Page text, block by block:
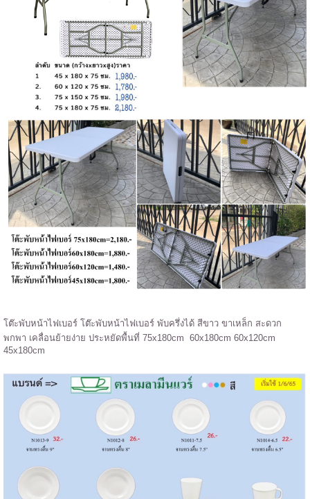
โต๊ะพับหน้าไฟเบอร์ โต๊ะพับหน้าไฟเบอร์ พับครึ่งได้ สีขาว ขาเหล็ก สะดวก
พกพา เคลื่อนย้ายง่าย ประหยัดพื้นที่ 75x180cm 60x180cm 60x120cm
45x180cm